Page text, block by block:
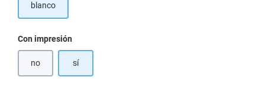
blanco
Seleccione
Con impresión
no sí